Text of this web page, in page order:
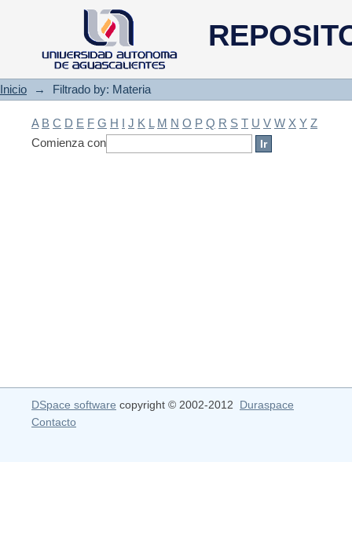
Filtrado by: Materia
Inicio → Filtrado by: Materia
A B C D E F G H I J K L M N O P Q R S T U V W X Y Z
Comienza con
DSpace software copyright © 2002-2012 Duraspace
Contacto